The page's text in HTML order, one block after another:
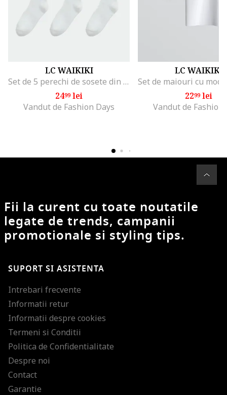
LC WAIKIKI
Set de 5 perechi de sosete din amestec de bumbac, Negru/Alb optic
2499lei
Vandut de Fashion Days
LC WAIKIKI
2299lei
Vandut de Fashion
Fii la curent cu toate noutatile
legate de trends, campanii
promotionale si styling tips.
SUPORT SI ASISTENTA
Intrebari frecvente
Informatii retur
Informatii despre cookies
Termeni si Conditii
Politica de Confidentialitate
Despre noi
Contact
Garantie